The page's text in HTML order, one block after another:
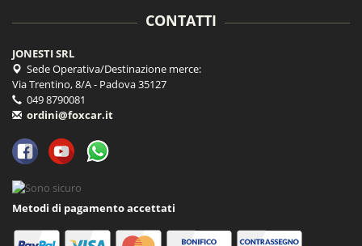
CONTATTI
JONESTI SRL
Sede Operativa/Destinazione merce:
Via Trentino, 8/A - Padova 35127
049 8790081
ordini@foxcar.it
Metodi di pagamento accettati